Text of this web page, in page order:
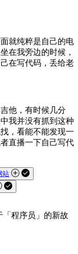
就纯粹是自己的电
在我旁边的时候，
在写代码，丢给老
他，有时候几分
我并没有抓到这种
，看能不能发现一
直播一下自己写代
站
「程序员」的新故